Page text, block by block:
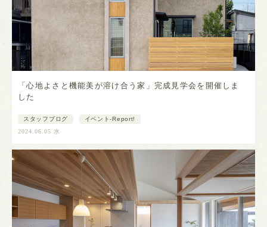
「心地よさと機能美が溶け合う家」完成見学会を開催しま
した
スタッフブログ
イベント-Report!
2024.06.05 水